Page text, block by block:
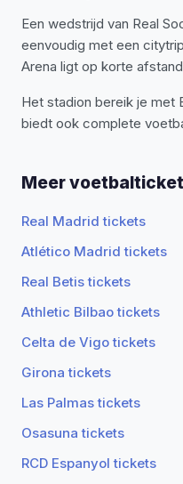
Een wedstrijd van Real
eenvoudig met een
Arena ligt op korte
Het stadion bereik je met
biedt ook complete
Meer
Real Madrid tickets
Atlético Madrid tickets
Real Betis tickets
Athletic Bilbao tickets
Celta de Vigo tickets
Girona tickets
Las Palmas tickets
Osasuna tickets
RCD Espanyol tickets